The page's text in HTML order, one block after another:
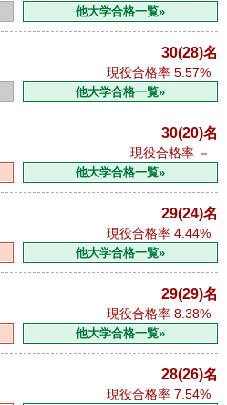
他大学合格一覧»
30(28)名
現役合格率 5.57%
他大学合格一覧»
30(20)名
現役合格率 －
他大学合格一覧»
29(24)名
現役合格率 4.44%
他大学合格一覧»
29(29)名
現役合格率 8.38%
他大学合格一覧»
28(26)名
現役合格率 7.54%